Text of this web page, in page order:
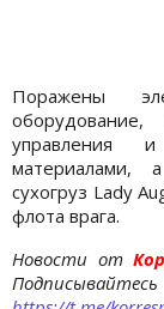
Поражены
управления
материалами,
сухогруз Lady
флота врага.
Новости от